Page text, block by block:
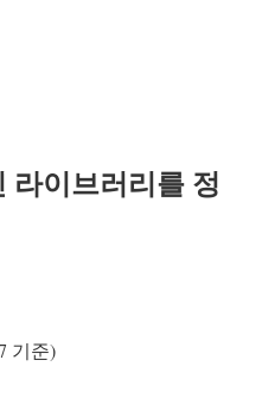
라이브러리를 정
기준)